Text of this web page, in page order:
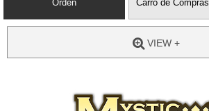
Orden Carro de Compras
VIEW +